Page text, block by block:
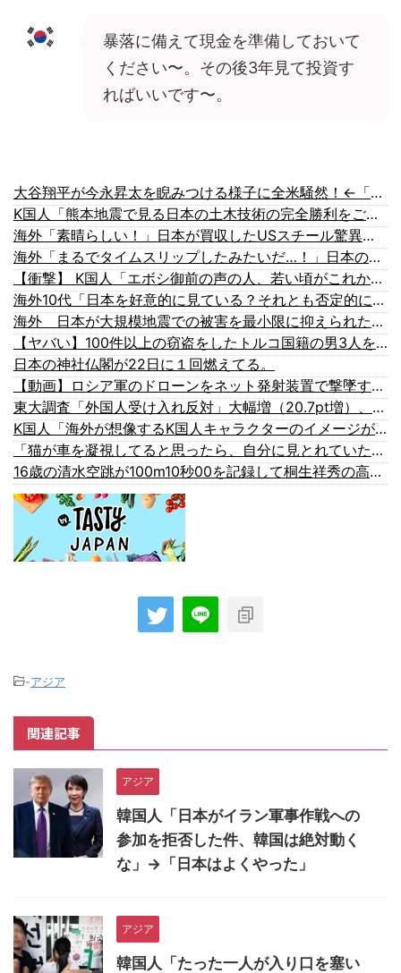
暴落に備えて現金を準備しておいて
ください〜。その後3年見て投資す
ればいいです〜。
大谷翔平が今永昇太を睨みつける様子に全米騒然！←「最高の二人」（海外の反応）
K国人「熊本地震で見る日本の土木技術の完全勝利をご覧ください」→「これはすごいわ」「こういうのを見ると日本人は何か適当に作る感じがしない・...
海外「素晴らしい！」日本が買収したUSスチール驚異の大復活に米国人が大喜び
海外「まるでタイムスリップしたみたいだ…！」日本の江戸時代の街並みがそのまま保存されている貴重な場所とは・・・？【海外の反応】
【衝撃】 K国人「エボシ御前の声の人、若い頃がこれかよ」
海外10代「日本を好意的に見ている？それとも否定的に見ている？投票結果がこちら」
海外 日本が大規模地震での被害を最小限に抑えられた理由
【ヤバい】100件以上の窃盗をしたトルコ国籍の男3人を逮捕 #移民 #外国人
日本の神社仏閣が22日に１回燃えてる。
【動画】ロシア軍のドローンをネット発射装置で撃墜するウクライナ。
東大調査「外国人受け入れ反対」大幅増（20.7pt増）、若い世代で増加幅大
K国人「海外が想像するK国人キャラクターのイメージがこちら・・・」
「猫が車を凝視してると思ったら、自分に見とれていた…」（動画）
16歳の清水空跳が100m10秒00を記録して桐生祥秀の高校記録を更新、海外陸上競技ファンも大衝撃（海外の反応）
-アジア
関連記事
アジア
韓国人「日本がイラン軍事作戦への
参加を拒否した件、韓国は絶対動く
な」→「日本はよくやった」
アジア
韓国人「たった一人が入り口を塞い